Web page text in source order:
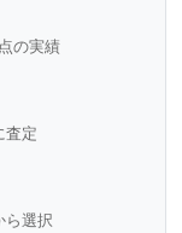
の実績
査定
ら選択